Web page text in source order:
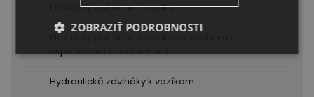
Elektricky poháňané vozíky
Elektricky poháňané vozíky so zdvihom a
usporiadaním vo formácii
Hydraulické zdviháky k vozíkom
ZOBRAZIŤ PODROBNOSTI